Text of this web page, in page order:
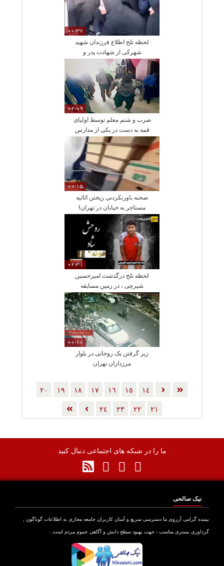
00:37
لحظه تلخ اطلاع فرزندان شهید
شهرکی از شهادت پدر و
مادرشان
02:09
ضرب و شتم معلم توسط اولیای
قمه به دست در یکی از مدارس
کرج
00:15
صحنه باورنکردنی ریختن اثاثیه
مستاجر به خیابان در تهران!
02:31
لحظه تلخ درگذشت امیرحسین
شیرچی ، در زمین مسابقه
00:10
زیر گرفتن یک روحانی در بلوار
مرزداران تهران
١٤ ١٥ ١٦ ١٧ ١٨ ١٩ ٢٠
٢١ ٢٢ ٢٣ ٢٤
ما را در شبکه های اجتماعی دنبال کنید
نیک صالحی
بیننده گرامی آرزوی ما دسترسی سریع و آسان کاربران جامعه مجازی به اطلاعات گوناگون ,
گرداوری بستری مناسب ، جهت بهبود سطح دانش و آگاهی عموم مردم است .